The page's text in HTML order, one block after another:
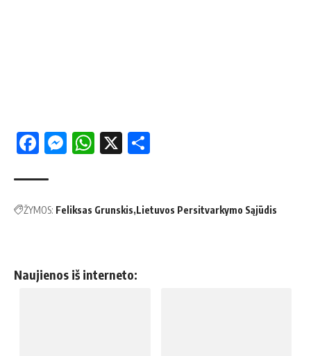
Facebook
Messenger
WhatsApp
X
ŽYMOS: Feliksas Grunskis Lietuvos Persitvarkymo Sąjūdis
Naujienos iš interneto: